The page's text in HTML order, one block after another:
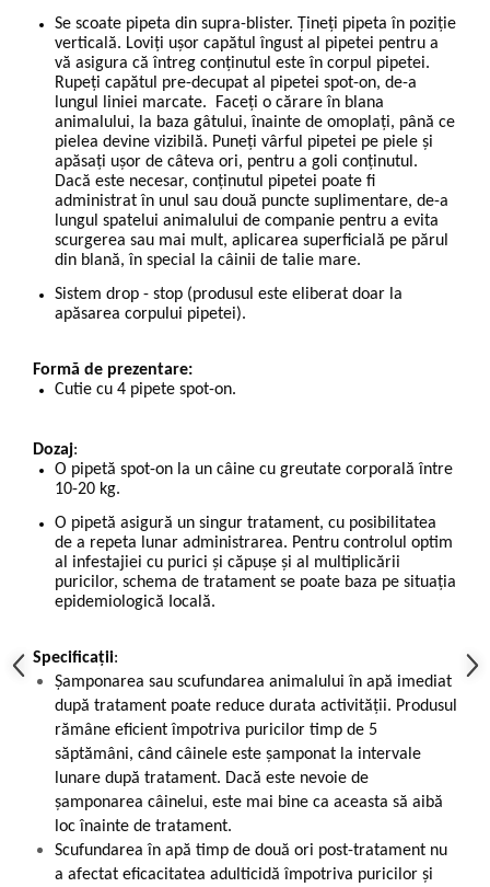
Se scoate pipeta din supra-blister. Țineți pipeta în poziție
verticală. Loviți ușor capătul îngust al pipetei pentru a
vă asigura că întreg conținutul este în corpul pipetei.
Rupeți capătul pre-decupat al pipetei spot-on, de-a
lungul liniei marcate. Faceți o cărare în blana
animalului, la baza gâtului, înainte de omoplați, până ce
pielea devine vizibilă. Puneți vârful pipetei pe piele și
apăsați ușor de câteva ori, pentru a goli conținutul.
Dacă este necesar, conținutul pipetei poate fi
administrat în unul sau două puncte suplimentare, de-a
lungul spatelui animalului de companie pentru a evita
scurgerea sau mai mult, aplicarea superficială pe părul
din blană, în special la câinii de talie mare.
Sistem drop - stop (produsul este eliberat doar la
apăsarea corpului pipetei).
Formă de prezentare:
Cutie cu 4 pipete spot-on.
Dozaj:
O pipetă spot-on la un câine cu greutate corporală între
10-20 kg.
O pipetă asigură un singur tratament, cu posibilitatea
de a repeta lunar administrarea. Pentru controlul optim
al infestajiei cu purici și căpușe și al multiplicării
puricilor, schema de tratament se poate baza pe situația
epidemiologică Iocală.
Specificații:
Șamponarea sau scufundarea animalului în apă imediat
după tratament poate reduce durata activității. Produsul
rămâne eficient împotriva puricilor timp de 5
săptămâni, când câinele este șamponat la intervale
lunare după tratament. Dacă este nevoie de
șamponarea câinelui, este mai bine ca aceasta să aibă
loc înainte de tratament.
Scufundarea în apă timp de două ori post-tratament nu
a afectat eficacitatea adulticidă împotriva puricilor și